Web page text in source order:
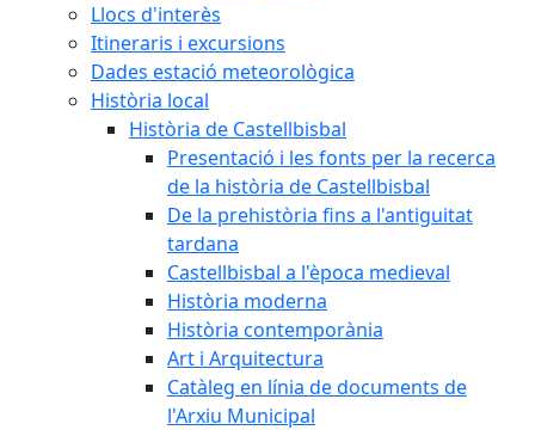
Llocs d'interès
Itineraris i excursions
Dades estació meteorològica
Història local
Història de Castellbisbal
Presentació i les fonts per la recerca
de la història de Castellbisbal
De la prehistòria fins a l'antiguitat
tardana
Castellbisbal a l'època medieval
Història moderna
Història contemporània
Art i Arquitectura
Catàleg en línia de documents de
l'Arxiu Municipal